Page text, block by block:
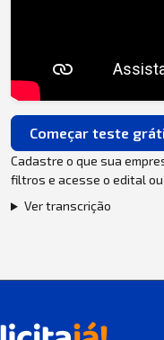
Começar teste
Cadastre o que sua
filtros e acesse o edital
Ver transcrição